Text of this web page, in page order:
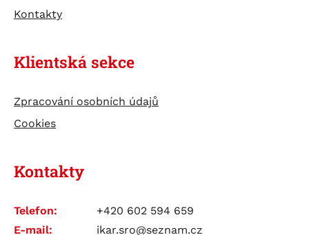
Kontakty
Klientská sekce
Zpracování osobních údajů
Cookies
Kontakty
Telefon:
+420 602 594 659
E-mail:
ikar.sro@seznam.cz